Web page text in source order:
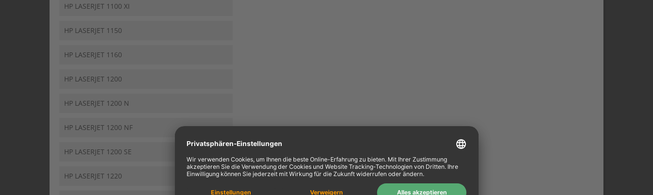
HP LASERJET 1100 XI
HP LASERJET 1150
HP LASERJET 1160
HP LASERJET 1200
HP LASERJET 1200 N
HP LASERJET 1200 NF
HP LASERJET 1200 SE
HP LASERJET 1220